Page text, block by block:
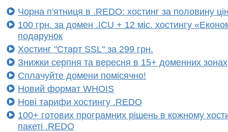
Чорна п'ятниця в .REDO: хостинг за половину
100 грн. за домен .ICU + 12 міс. хостингу
подарунок
Хостинг "Старт SSL" за 299 грн.
Знижки серпня та вересня в 15+ доменних зонах
Сплачуйте домени помісячно!
Новий формат WHOIS
Нові тарифи хостингу .REDO
100+ готових програмних рішень в кожному
пакеті .REDO